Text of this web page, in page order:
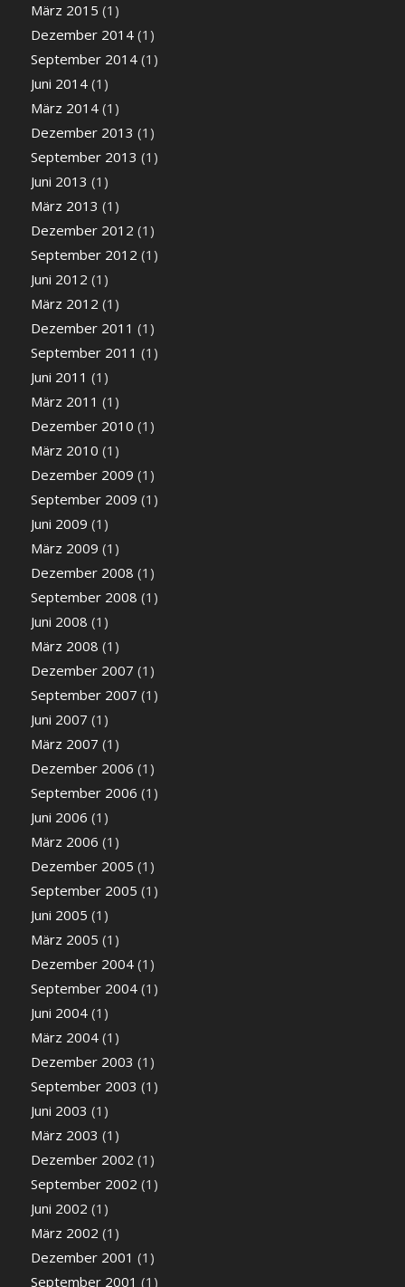
März 2015 (1)
Dezember 2014(1)
September 2014(1)
Juni 2014(1)
März 2014(1)
Dezember 2013 (1)
September 2013 (1)
Juni 2013 (1)
März 2013 (1)
Dezember 2012 (1)
September 2012 (1)
Juni 2012 (1)
März 2012 (1)
Dezember 2011 (1)
September 2011 (1)
Juni 2011 (1)
März 2011 (1)
Dezember 2010 (1)
März 2010 (1)
Dezember 2009 (1)
September 2009 (1)
Juni 2009 (1)
März 2009 (1)
Dezember 2008 (1)
September 2008 (1)
Juni 2008 (1)
März 2008 (1)
Dezember 2007 (1)
September 2007 (1)
Juni 2007 (1)
März 2007 (1)
Dezember 2006 (1)
September 2006 (1)
Juni 2006 (1)
März 2006 (1)
Dezember 2005 (1)
September 2005 (1)
Juni 2005 (1)
März 2005 (1)
Dezember 2004(1)
September 2004(1)
Juni 2004(1)
März 2004(1)
Dezember 2003 (1)
September 2003 (1)
Juni 2003 (1)
März 2003 (1)
Dezember 2002 (1)
September 2002 (1)
Juni 2002 (1)
März 2002 (1)
Dezember 2001 (1)
September 2001 (1)